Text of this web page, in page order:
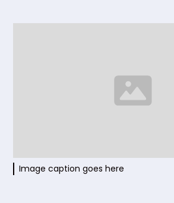
Image caption goes here